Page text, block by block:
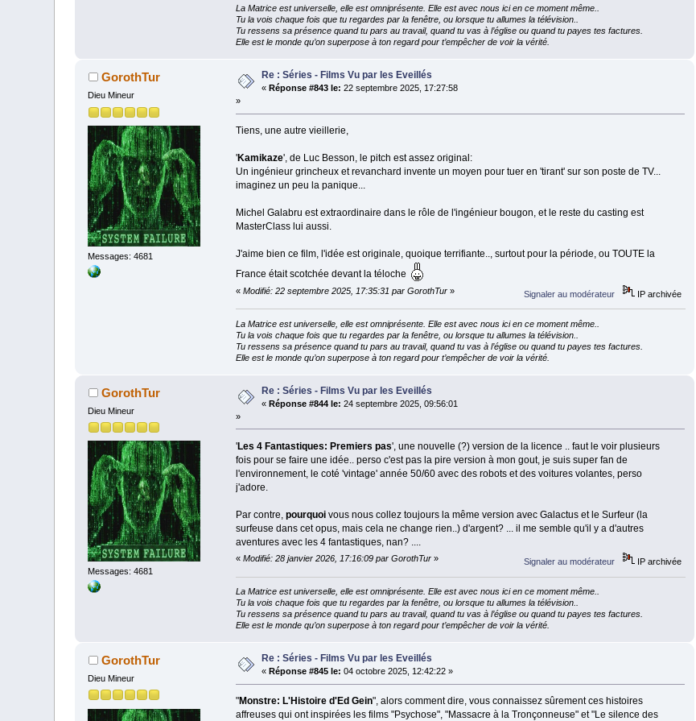
La Matrice est universelle, elle est omniprésente. Elle est avec nous ici en ce moment même..
Tu la vois chaque fois que tu regardes par la fenêtre, ou lorsque tu allumes la télévision..
Tu ressens sa présence quand tu pars au travail, quand tu vas à l’église ou quand tu payes tes factures.
Elle est le monde qu’on superpose à ton regard pour t’empêcher de voir la vérité.
GorothTur
Dieu Mineur
Messages: 4681
Re : Séries - Films Vu par les Eveillés
« Réponse #843 le: 22 septembre 2025, 17:27:58
»
Tiens, une autre vieillerie,
'Kamikaze', de Luc Besson, le pitch est assez original:
Un ingénieur grincheux et revanchard invente un moyen pour tuer en 'tirant' sur son poste de TV...
imaginez un peu la panique...
Michel Galabru est extraordinaire dans le rôle de l'ingénieur bougon, et le reste du casting est
MasterClass lui aussi.
J'aime bien ce film, l'idée est originale, quoique terrifiante.., surtout pour la période, ou TOUTE la
France était scotchée devant la téloche
« Modifié: 22 septembre 2025, 17:35:31 par GorothTur» Signaler au modérateur IP archivée
La Matrice est universelle, elle est omniprésente. Elle est avec nous ici en ce moment même..
Tu la vois chaque fois que tu regardes par la fenêtre, ou lorsque tu allumes la télévision..
Tu ressens sa présence quand tu pars au travail, quand tu vas à l’église ou quand tu payes tes factures.
Elle est le monde qu’on superpose à ton regard pour t’empêcher de voir la vérité.
GorothTur
Dieu Mineur
Messages: 4681
Re : Séries - Films Vu par les Eveillés
«Réponse #844 le: 24 septembre 2025, 09:56:01
»
'Les 4 Fantastiques: Premiers pas', une nouvelle (?) version de la licence .. faut le voir plusieurs
fois pour se faire une idée.. perso c'est pas la pire version à mon gout, je suis super fan de
l'environnement, le coté 'vintage' année 50/60 avec des robots et des voitures volantes, perso
j'adore.
Par contre, pourquoivous nous collez toujours la même version avec Galactus et le Surfeur (la
surfeuse dans cet opus, mais cela ne change rien..) d'argent? ... il me semble qu'il y a d'autres
aventures avec les 4 fantastiques, nan? ....
« Modifié: 28 janvier 2026, 17:16:09 par GorothTur» Signaler au modérateur IP archivée
La Matrice est universelle, elle est omniprésente. Elle est avec nous ici en ce moment même..
Tu la vois chaque fois que tu regardes par la fenêtre, ou lorsque tu allumes la télévision..
Tu ressens sa présence quand tu pars au travail, quand tu vas à l’église ou quand tu payes tes factures.
Elle est le monde qu’on superpose à ton regard pour t’empêcher de voir la vérité.
GorothTur
Dieu Mineur
Re : Séries - Films Vu par les Eveillés
«Réponse #845 le: 04 octobre 2025, 12:42:22 »
"Monstre: L'Histoire d'Ed Gein", alors comment dire, vous connaissez sûrement ces histoires
affreuses qui ont inspirées les films "Psychose", "Massacre à la Tronçonneuse" et "Le silence des